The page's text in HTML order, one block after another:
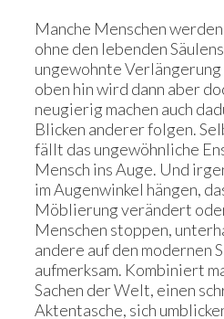
Manche Menschen
ohne den lebenden
ungewohnte
oben hin wird dann aber
neugierig machen auch
Blicken anderer folgen.
fällt das ungewöhnliche
Mensch ins Auge. Und
im Augenwinkel hängen,
Möblierung verändert
Menschen stoppen,
andere auf den modernen
aufmerksam. Kombiniert
Sachen der Welt, einen
Aktentasche, sich